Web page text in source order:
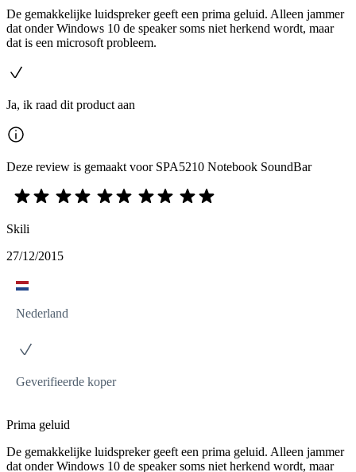
De gemakkelijke luidspreker geeft een prima geluid. Alleen jammer
dat onder Windows 10 de speaker soms niet herkend wordt, maar
dat is een microsoft probleem.
Ja, ik raad dit product aan
Deze review is gemaakt voor SPA5210 Notebook SoundBar
Skili
27/12/2015
Nederland
Geverifieerde koper
Prima geluid
De gemakkelijke luidspreker geeft een prima geluid. Alleen jammer
dat onder Windows 10 de speaker soms niet herkend wordt, maar